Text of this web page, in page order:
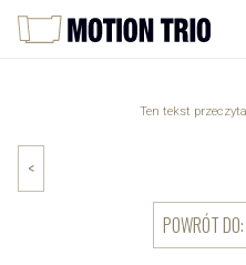
Ten tekst
<
POWRÓT